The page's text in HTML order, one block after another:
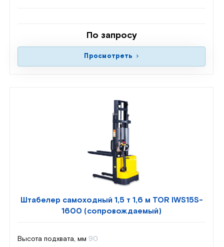
По запросу
Просмотреть
Штабелер самоходный 1,5 т 1,6 м TOR IWS15S-
1600 (сопровождаемый)
Высота подхвата, мм 90